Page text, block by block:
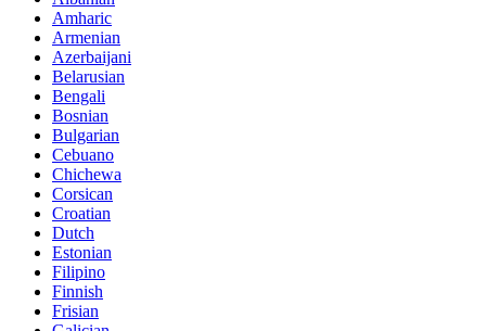
Amharic
Armenian
Azerbaijani
Belarusian
Bengali
Bosnian
Bulgarian
Cebuano
Chichewa
Corsican
Croatian
Dutch
Estonian
Filipino
Finnish
Frisian